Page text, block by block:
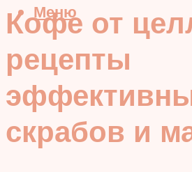
Меню
Кофе от
рецепты
скрабов и